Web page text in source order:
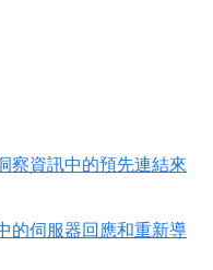
察資訊中的預先連結來
的伺服器回應和重新導